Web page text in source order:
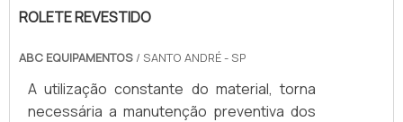
ROLETE REVESTIDO
ABC EQUIPAMENTOS / SANTO ANDRÉ - SP
A utilização constante do material, torna
necessária a manutenção preventiva dos